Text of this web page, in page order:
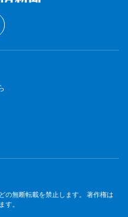
の無断転載を禁止します。 著作権は
す。